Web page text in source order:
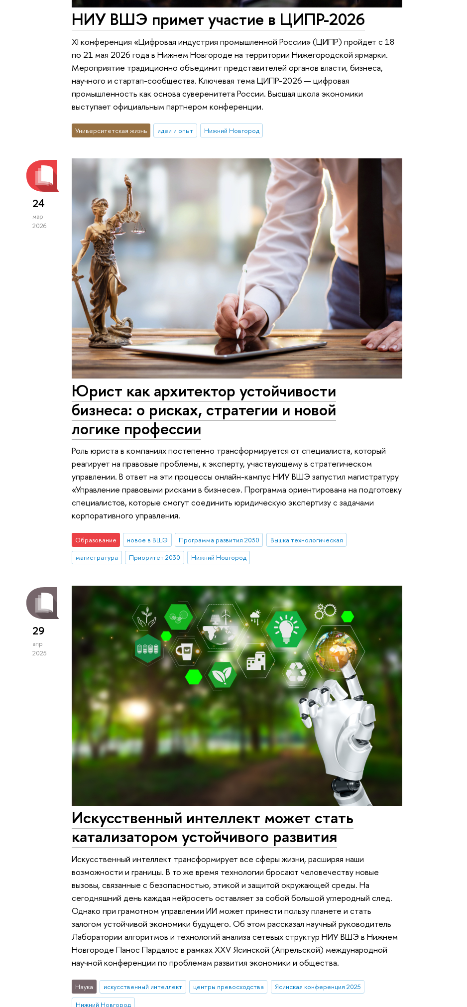
НИУ ВШЭ примет участие в ЦИПР-2026
XI конференция «Цифровая индустрия промышленной России» (ЦИПР) пройдет с 18
по 21 мая 2026 года в Нижнем Новгороде на территории Нижегородской ярмарки.
Мероприятие традиционно объединит представителей органов власти, бизнеса,
научного и стартап-сообщества. Ключевая тема ЦИПР-2026 — цифровая
промышленность как основа суверенитета России. Высшая школа экономики
выступает официальным партнером конференции.
Университетская жизнь идеи и опыт Нижний Новгород
24
мар
2026
Юрист как архитектор устойчивости
бизнеса: о рисках, стратегии и новой
логике профессии
Роль юриста в компаниях постепенно трансформируется от специалиста, который
реагирует на правовые проблемы, к эксперту, участвующему в стратегическом
управлении. В ответ на эти процессы онлайн-кампус НИУ ВШЭ запустил магистратуру
«Управление правовыми рисками в бизнесе». Программа ориентирована на подготовку
специалистов, которые смогут соединить юридическую экспертизу с задачами
корпоративного управления.
Образование новое в ВШЭ Программа развития 2030
Вышка технологическая
магистратура
Приоритет 2030 Нижний Новгород
29
апр
2025
Искусственный интеллект может стать
катализатором устойчивого развития
Искусственный интеллект трансформирует все сферы жизни, расширяя наши
возможности и границы. В то же время технологии бросают человечеству новые
вызовы, связанные с безопасностью, этикой и защитой окружающей среды. На
сегодняшний день каждая нейросеть оставляет за собой большой углеродный след.
Однако при грамотном управлении ИИ может принести пользу планете и стать
залогом устойчивой экономики будущего. Об этом рассказал научный руководитель
Лаборатории алгоритмов и технологий анализа сетевых структур НИУ ВШЭ в Нижнем
Новгороде Панос Пардалос в рамках XXV Ясинской (Апрельской) международной
научной конференции по проблемам развития экономики и общества.
Наука искусственный интеллект центры превосходства
Ясинская конференция 2025
Нижний Новгород